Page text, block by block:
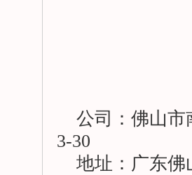
公司：佛山市
3-30
地址：广东佛